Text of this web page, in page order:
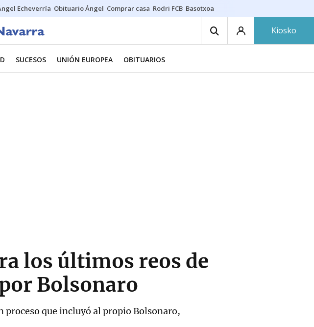
Echeverría Obituario Ángel Comprar casa Rodri FCB Basotxoa
Kiosko
SUCESOS UNIÓN EUROPEA OBITUARIOS
los últimos reos de
Bolsonaro
proceso que incluyó al propio Bolsonaro,